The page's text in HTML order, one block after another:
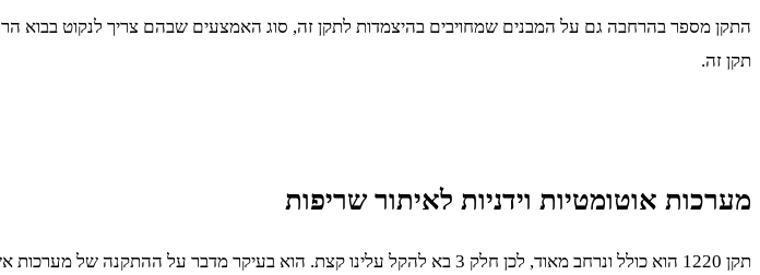
התקן מספר בהרחבה גם על המבנים שמחויבים בהיצמדות לתקן זה, סוג האמצעים שבהם צריך לנקוט בבוא
תקן זה.
מערכות אוטומטיות וידניות לאיתור שריפות
תקן 1220 הוא כולל ונרחב מאוד, לכן חלק 3 בא להקל עלינו קצת. הוא בעיקר